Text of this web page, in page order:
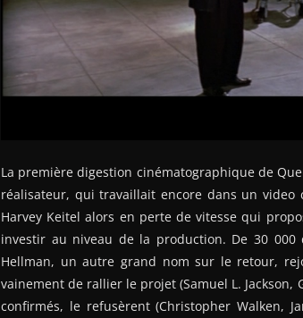
La première digestion cinématographique de
réalisateur, qui travaillait encore dans un
Harvey Keitel alors en perte de vitesse qui
investir au niveau de la production. De 30
Hellman, un autre grand nom sur le retour,
vainement de rallier le projet (Samuel L. Jackson,
confirmés, le refusèrent (Christopher Walken,